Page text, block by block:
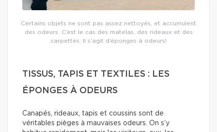
Certains objets ne sont pas assez nettoyés, et accumulent
des odeurs. C’est le cas des matelas, des rideaux et des
carpettes. Il s’agit d’éponges à odeurs!
TISSUS, TAPIS ET TEXTILES : LES
ÉPONGES À ODEURS
Canapés, rideaux, tapis et coussins sont de
véritables pièges à mauvaises odeurs. On s’y